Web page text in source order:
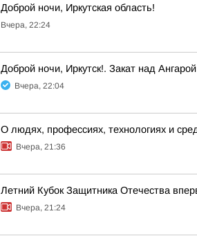
Доброй ночи, Иркутская область!
Вчера, 22:24
Доброй ночи, Иркутск!. Закат над
Вчера, 22:04
О людях, профессиях, технологиях и
Вчера, 21:36
Летний Кубок Защитника Отечества
Вчера, 21:24